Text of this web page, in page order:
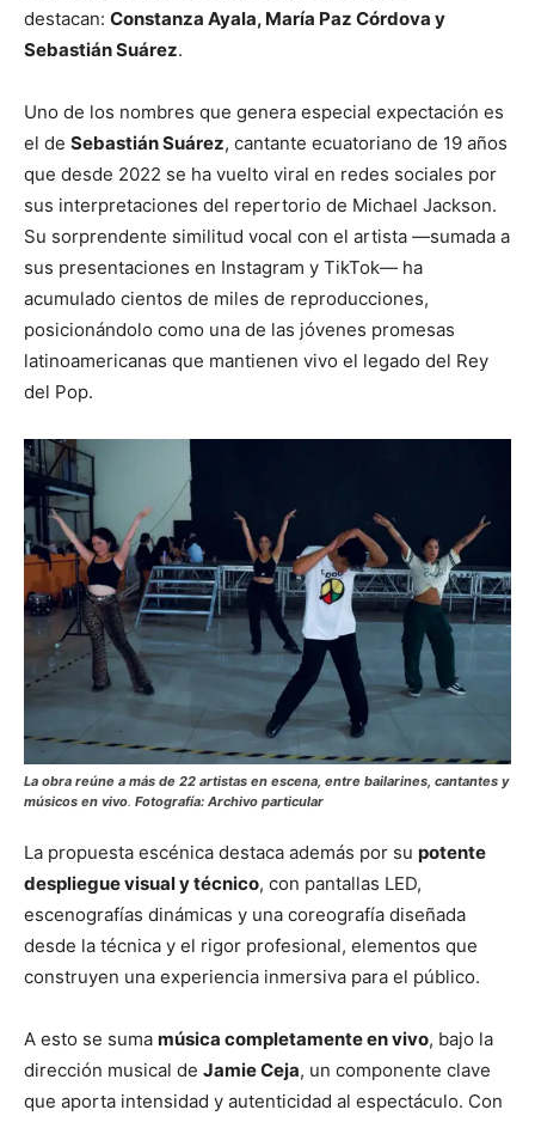
destacan: Constanza Ayala, María Paz Córdova y
Sebastián Suárez.
Uno de los nombres que genera especial expectación es
el de Sebastián Suárez, cantante ecuatoriano de 19 años
que desde 2022 se ha vuelto viral en redes sociales por
sus interpretaciones del repertorio de Michael Jackson.
Su sorprendente similitud vocal con el artista —sumada a
sus presentaciones en Instagram y TikTok— ha
acumulado cientos de miles de reproducciones,
posicionándolo como una de las jóvenes promesas
latinoamericanas que mantienen vivo el legado del Rey
del Pop.
La obra reúne a más de 22 artistas en escena, entre bailarines, cantantes y
músicos en vivo. Fotografía: Archivo particular
La propuesta escénica destaca además por su potente
despliegue visual y técnico, con pantallas LED,
escenografías dinámicas y una coreografía diseñada
desde la técnica y el rigor profesional, elementos que
construyen una experiencia inmersiva para el público.
A esto se suma música completamente en vivo, bajo la
dirección musical de Jamie Ceja, un componente clave
que aporta intensidad y autenticidad al espectáculo. Con